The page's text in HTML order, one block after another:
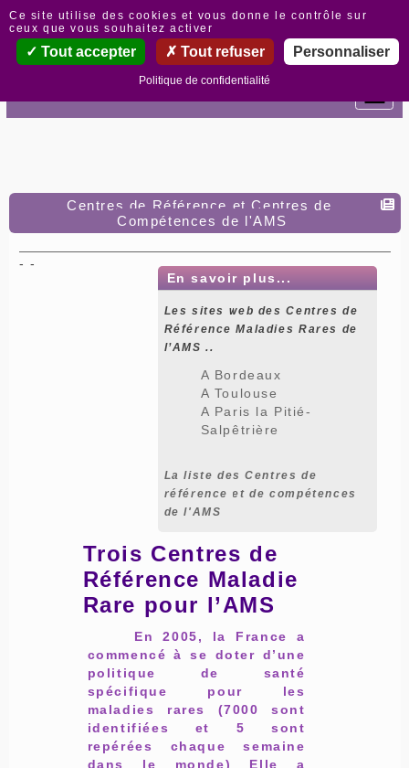
Centres de Référence et Centres de
Compétences de l'AMS
- -
En savoir plus...
Les sites web des Centres de
Référence Maladies Rares de
l’AMS ..
A Bordeaux
A Toulouse
A Paris la Pitié-
Salpêtrière
La liste des Centres de
référence et de compétences
de l'AMS
Trois Centres de
Référence Maladie
Rare pour l’AMS
En 2005, la France a
commencé à se doter d’une
politique de santé
spécifique pour les
maladies rares (7000 sont
identifiées et 5 sont
repérées chaque semaine
dans le monde) Elle a
Panneau de gestion des cookies
Ce site utilise des cookies et vous donne le contrôle sur
ceux que vous souhaitez activer
Tout accepter Tout refuser Personnaliser
Politique de confidentialité